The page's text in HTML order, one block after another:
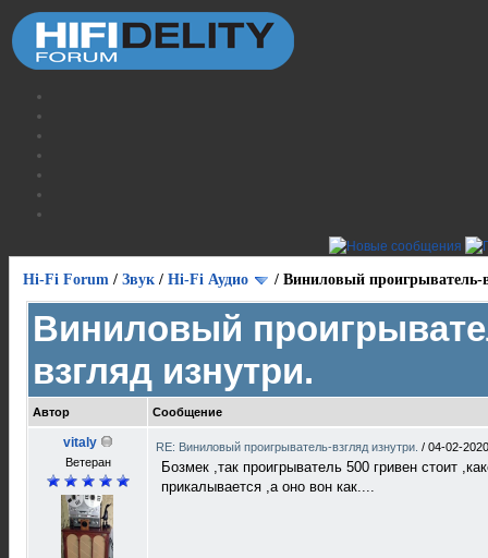
Hi-Fi Forum / Звук / Hi-Fi Аудио / Виниловый проигрыватель-
Виниловый
взгляд изнутри.
Автор Сообщение
vitaly
Ветеран
RE: Виниловый проигрыватель-взгляд изнутри. / 04-02-
Бозмек ,так проигрыватель 500 гривен стоит
прикалывается ,а оно вон как....